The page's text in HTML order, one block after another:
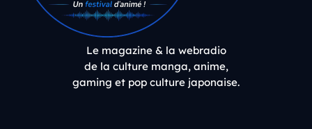
Le magazine & la webradio
de la culture manga, anime,
gaming et pop culture japonaise.